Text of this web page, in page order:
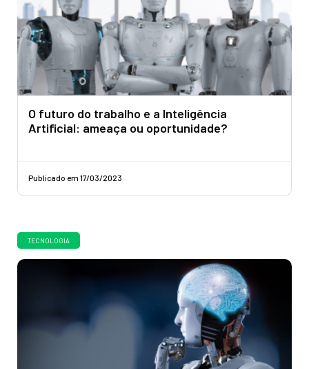
O futuro do trabalho e a Inteligência
Artificial: ameaça ou oportunidade?
Publicado em 17/03/2023
TECNOLOGIA